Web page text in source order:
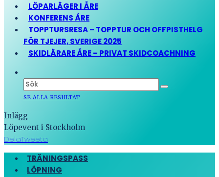
LÖPARLÄGER I ÅRE
KONFERENS ÅRE
TOPPTURSRESA – TOPPTUR OCH OFFPISTHELG
FÖR TJEJER, SVERIGE 2025
SKIDLÄRARE ÅRE – PRIVAT SKIDCOACHNING
SE ALLA RESULTAT
Inlägg
Löpevent i Stockholm
DelaTweeta
TRÄNINGSPASS
LÖPNING